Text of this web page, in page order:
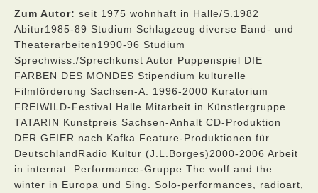
Zum Autor: seit 1975 wohnhaft in Halle/S.1982
Abitur1985-89 Studium Schlagzeug diverse Band- und
Theaterarbeiten1990-96 Studium
Sprechwiss./Sprechkunst Autor Puppenspiel DIE
FARBEN DES MONDES Stipendium kulturelle
Filmförderung Sachsen-A. 1996-2000 Kuratorium
FREIWILD-Festival Halle Mitarbeit in Künstlergruppe
TATARIN Kunstpreis Sachsen-Anhalt CD-Produktion
DER GEIER nach Kafka Feature-Produktionen für
DeutschlandRadio Kultur (J.L.Borges)2000-2006 Arbeit
in internat. Performance-Gruppe The wolf and the
winter in Europa und Sing. Solo-performances, radioart,